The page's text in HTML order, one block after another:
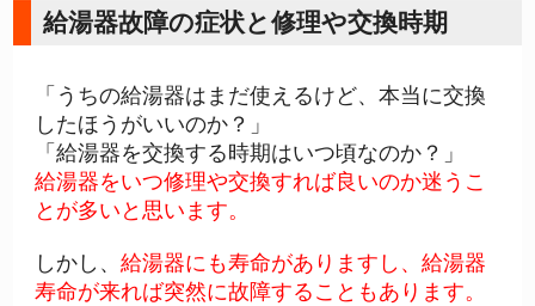
給湯器故障の症状と修理や交換時期
「うちの給湯器はまだ使えるけど、本当に交換
したほうがいいのか？」
「給湯器を交換する時期はいつ頃なのか？」
給湯器をいつ修理や交換すれば良いのか迷うこ
とが多いと思います。
しかし、 給湯器にも寿命がありますし、給湯器
寿命が来れば突然に故障することもあります。